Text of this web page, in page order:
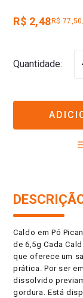
R$ 2,48 R$
Quantidade
Caldo em Pó
de 6,5g Cada
que oferece um
prática. Por ser
dissolvido
gordura. Está